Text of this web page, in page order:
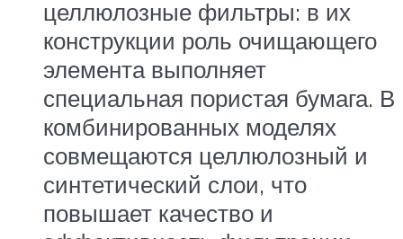
целлюлозные фильтры: в их
конструкции роль очищающего
элемента выполняет
специальная пористая бумага. В
комбинированных моделях
совмещаются целлюлозный и
синтетический слои, что
повышает качество и